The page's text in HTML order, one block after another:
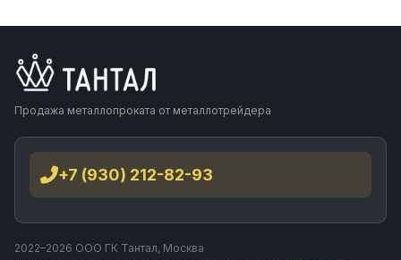
Продажа металлопроката от металлотрейдера
+7 (930) 212-82-93
2022–2026 ООО ГК Тантал, Москва